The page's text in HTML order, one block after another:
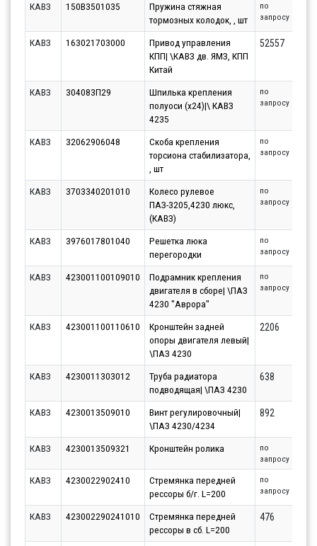
КАВЗ 150В3501035
Пружина стяжная
тормозных колодок, , шт
по
запросу
КАВЗ 163021703000
Привод управления
КПП| \КАВЗ дв. ЯМЗ, КПП
Китай
52557
КАВЗ 304083П29
Шпилька крепления
полуоси (x24)|\ КАВЗ
4235
по
запросу
КАВЗ 32062906048
Скоба крепления
торсиона стабилизатора,
, шт
по
запросу
КАВЗ 3703340201010
Колесо рулевое
ПАЗ-3205,4230 люкс,
(КАВЗ)
по
запросу
КАВЗ 3976017801040
Решетка люка
перегородки
по
запросу
КАВЗ 423001100109010
Подрамник крепления
двигателя в сборе| \ПАЗ
4230 "Аврора"
по
запросу
КАВЗ 423001100110610
Кронштейн задней
опоры двигателя левый|
\ПАЗ 4230
2206
КАВЗ 4230011303012
Труба радиатора
подводящая| \ПАЗ 4230
638
КАВЗ 4230013509010
Винт регулировочный|
\ПАЗ 4230/4234
892
КАВЗ 4230013509321 Кронштейн ролика
по
запросу
КАВЗ 4230022902410
Стремянка передней
рессоры б/г. L=200
по
запросу
КАВЗ 423002290241010
Стремянка передней
рессоры в сб. L=200
476